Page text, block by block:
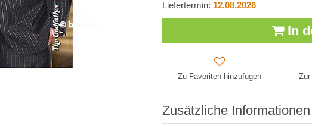
Liefertermin: 12.08.2026
In
Zu Favoriten hinzufügen Zur
Zusätzliche Informationen